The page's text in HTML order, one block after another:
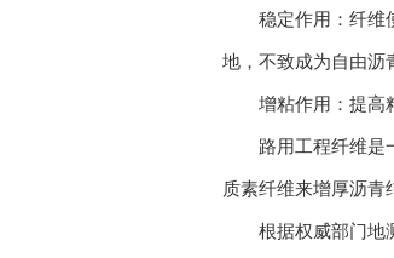
稳定作用：纤维使
地，不致成为自由沥
增粘作用：提高粘
路用工程纤维是一
质素纤维来增厚沥青
根据权威部门地测